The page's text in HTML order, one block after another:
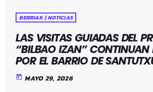
BERRIAK | NOTICIAS
LAS VISITAS GUIADAS DEL
“BILBAO IZAN” CONTINUAN
POR EL BARRIO DE
today MAYO 29, 2026